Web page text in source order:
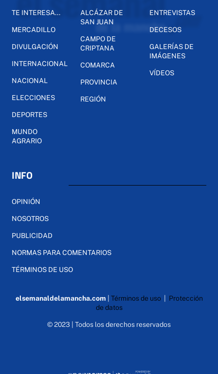
TE INTERESA...
MERCADILLO
DIVULGACIÓN
INTERNACIONAL
NACIONAL
ELECCIONES
DEPORTES
MUNDO
AGRARIO
ALCÁZAR DE
SAN JUAN
CAMPO DE
CRIPTANA
COMARCA
PROVINCIA
REGIÓN
ENTREVISTAS
DECESOS
GALERÍAS DE
IMÁGENES
VÍDEOS
INFO
OPINIÓN
NOSOTROS
PUBLICIDAD
NORMAS PARA COMENTARIOS
TÉRMINOS DE USO
elsemanaldelamancha.com Términos de uso| Protección
de datos
© 2023 | Todos los derechos reservados